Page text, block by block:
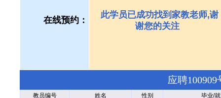
在线预约：
此学员已成功找到家教老师,谢
谢您的关注
应聘
教员编号 姓名 性别
毕业/